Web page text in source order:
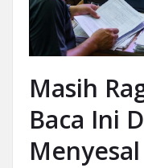
Masih
Baca Ini
Menyesal